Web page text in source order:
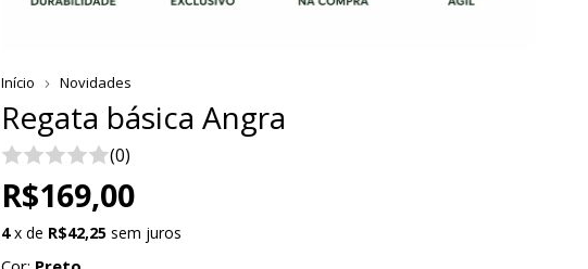
Início Novidades
Regata básica Angra
(0)
R$169,00
4 x de R$42,25 sem juros